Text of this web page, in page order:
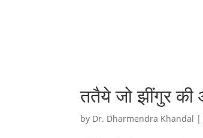
ततैये जो झींगुर की
by Dr. Dharmendra Khandal |